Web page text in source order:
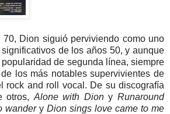
Dion siguió perviviendo como uno
de los años 50, y aunque
de segunda línea, siempre
los más notables supervivientes de
rock and roll vocal. De su discografía
otros, Alone with DionyRunaround
wander y Dion sings love came to me